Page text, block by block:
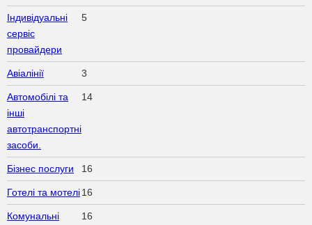
Індивідуальні
сервіс
провайдери
5
Авіалінії 3
Автомобілі та
інші
автотранспортні
засоби.
14
Бізнес послуги 16
Готелі та мотелі16
Комунальні
16